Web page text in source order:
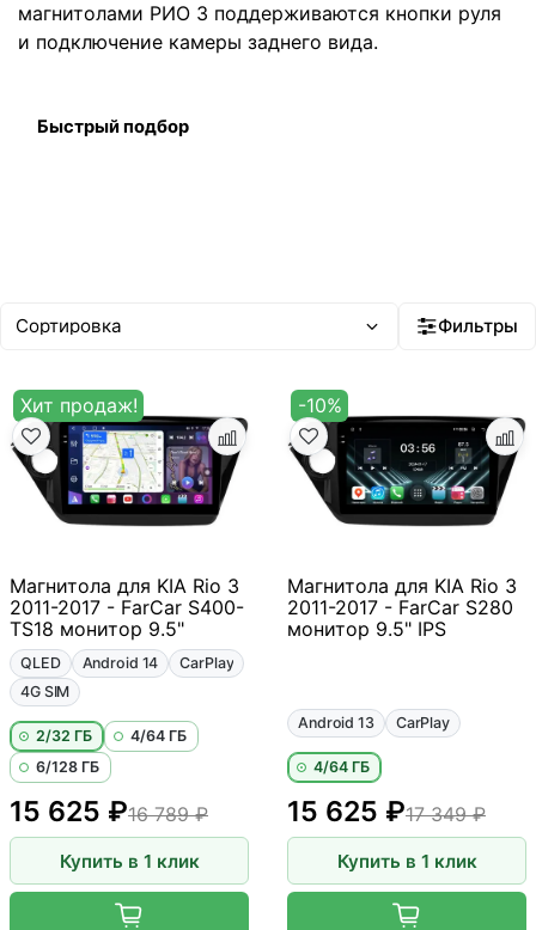
магнитолами РИО 3 поддерживаются кнопки руля
и подключение камеры заднего вида.
Быстрый подбор
Фильтры
Хит продаж!
Магнитола для KIA Rio 3
2011-2017 - FarCar S400-
TS18 монитор 9.5"
QLED Android 14
CarPlay
4G SIM
2/32 ГБ
4/64 ГБ
6/128 ГБ
15 625 ₽16 789 ₽
Купить в 1 клик
-10%
Магнитола для KIA Rio 3
2011-2017 - FarCar S280
монитор 9.5" IPS
Android 13 CarPlay
4/64 ГБ
17 349 ₽
15 625 ₽
Купить в 1 клик